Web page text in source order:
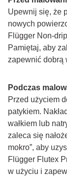
Upewnij się, że
nowych
Flügger Non-
Pamiętaj, aby
zapewnić dobrą
Podczas
Przed użyciem
patykiem.
wałkiem lub
zaleca się
mokro”, aby
Flügger Flutex
w użyciu i